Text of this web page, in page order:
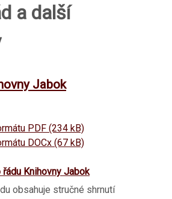
a další
Jabok
PDF (234 kB)
DOCx (67 kB)
Knihovny Jabok
obsahuje stručné shrnutí